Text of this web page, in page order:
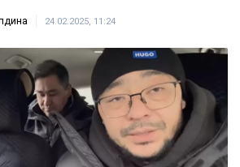
24.02.2025, 11:24